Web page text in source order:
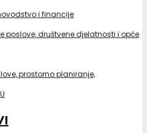
i financije
poslove, društvene djelatnosti i opće
prostorno planiranje,